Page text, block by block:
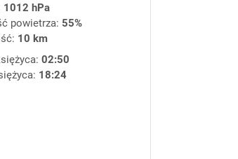
1012 hPa
powietrza: 55%
10 km
02:50
18:24